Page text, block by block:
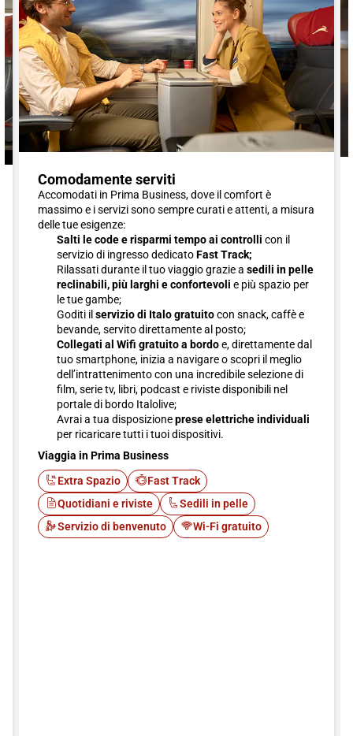
Comodamente serviti
Accomodati in Prima Business, dove il comfort è
massimo e i servizi sono sempre curati e attenti, a misura
delle tue esigenze:
Salti le code e risparmi tempo ai controlli con il
servizio di ingresso dedicatoFast Track;
Rilassati durante il tuo viaggio grazie a sedili in pelle
reclinabili, più larghi e confortevoli e più spazio per
le tue gambe;
Goditi il servizio di Italo gratuitocon snack, caffè e
bevande, servito direttamente al posto;
Collegati al Wifi gratuito a bordoe, direttamente dal
tuo smartphone, inizia a navigare o scopri il meglio
dell’intrattenimento con una incredibile selezione di
film, serie tv, libri, podcast e riviste disponibili nel
portale di bordo Italolive;
Avrai a tua disposizioneprese elettriche individuali
per ricaricare tutti i tuoi dispositivi.
Viaggia in Prima Business
Extra Spazio
Fast Track
Quotidiani e riviste
Sedili in pelle
Servizio di benvenuto
Wi-Fi gratuito